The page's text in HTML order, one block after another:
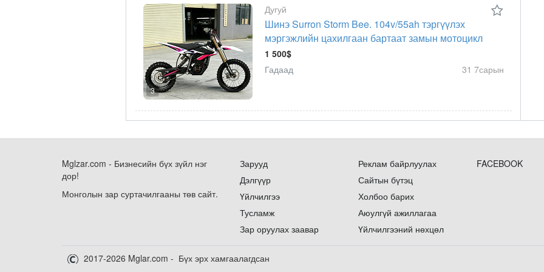
3
Дугуй
Шинэ Surron Storm Bee. 104v/55ah тэргүүлэх
мэргэжлийн цахилгаан бартаат замын мотоцикл
1 500$
Гадаад
31 7сарын
Mglzar.com - Бизнесийн бүх зүйл нэг
дор!
Монголын зар суртачилгааны төв сайт.
Зарууд
Дэлгүүр
Үйлчилгээ
Тусламж
Зар оруулах заавар
Реклам байрлуулах
Сайтын бүтэц
Холбоо барих
Аюулгүй ажиллагаа
Үйлчилгээний нөхцөл
FACEBOOK
2017-2026 Mglar.com - Бүх эрх хамгаалагдсан